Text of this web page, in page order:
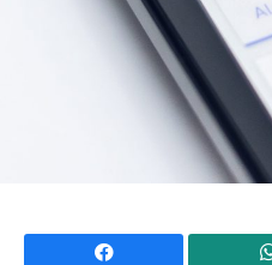
Facebook